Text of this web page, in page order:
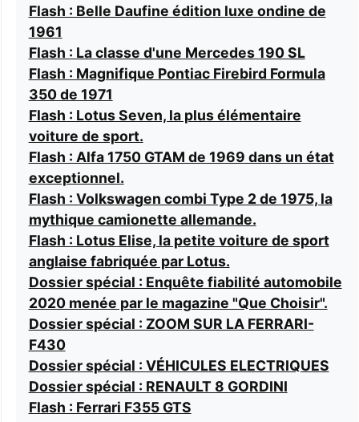
Flash : Belle Daufine édition luxe ondine de
1961
Flash : La classe d'une Mercedes 190 SL
Flash : Magnifique Pontiac Firebird Formula
350 de 1971
Flash : Lotus Seven, la plus élémentaire
voiture de sport.
Flash : Alfa 1750 GTAM de 1969 dans un état
exceptionnel.
Flash : Volkswagen combi Type 2 de 1975, la
mythique camionette allemande.
Flash : Lotus Elise, la petite voiture de sport
anglaise fabriquée par Lotus.
Dossier spécial : Enquête fiabilité automobile
2020 menée par le magazine "Que Choisir".
Dossier spécial : ZOOM SUR LA FERRARI-
F430
Dossier spécial : VÉHICULES ELECTRIQUES
Dossier spécial : RENAULT 8 GORDINI
Flash : Ferrari F355 GTS